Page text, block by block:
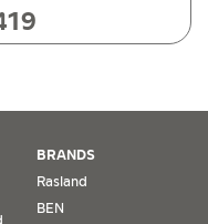
Holidays
shall be required
be checked against
of such proof of
made.
BRANDS
Rasland
BEN